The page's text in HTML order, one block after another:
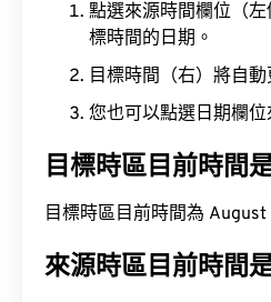
點選來源時間欄位（
標時間的日期。
目標時間（右）將自動
您也可以點選日期欄位
目標時區目前時間
目標時區目前時間為
來源時區目前時間